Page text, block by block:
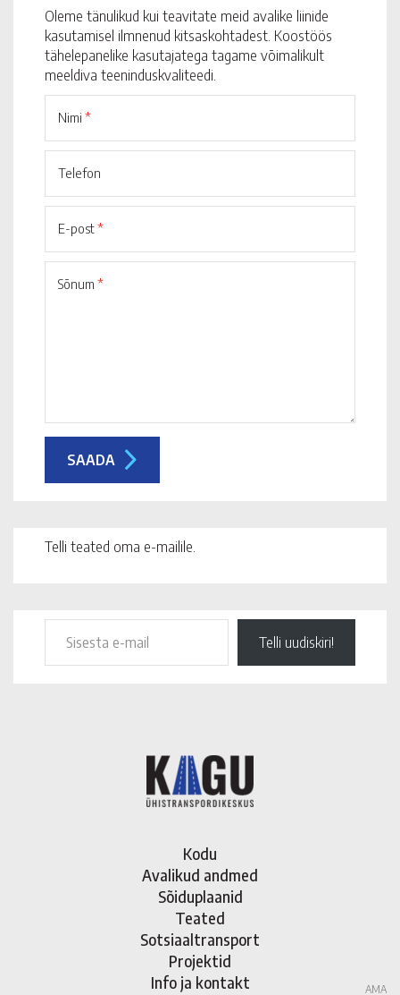
Oleme tänulikud kui teavitate meid avalike liinide
kasutamisel ilmnenud kitsaskohtadest. Koostöös
tähelepanelike kasutajatega tagame võimalikult
meeldiva teeninduskvaliteedi.
Nimi *
Telefon
E-post*
Sõnum *
Telli teated oma e-mailile.
Telli uudiskiri!
Kodu
Avalikud andmed
Sõiduplaanid
Teated
Sotsiaaltransport
Projektid
Info ja kontakt
AMA